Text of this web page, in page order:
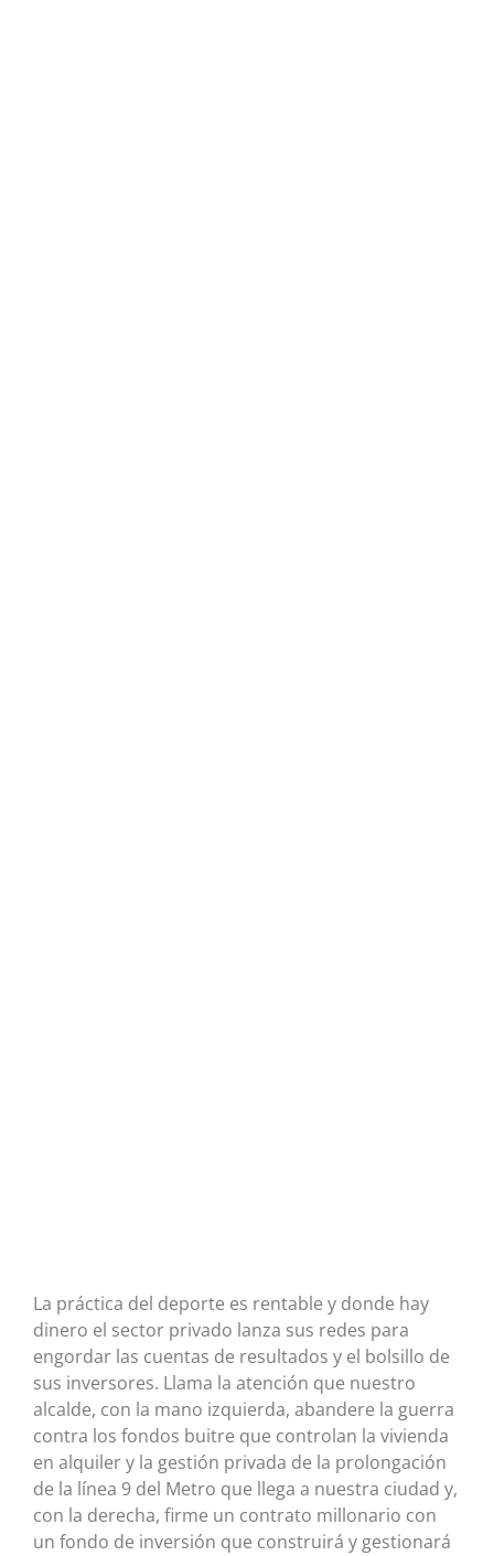
La práctica del deporte es rentable y donde hay
dinero el sector privado lanza sus redes para
engordar las cuentas de resultados y el bolsillo de
sus inversores. Llama la atención que nuestro
alcalde, con la mano izquierda, abandere la guerra
contra los fondos buitre que controlan la vivienda
en alquiler y la gestión privada de la prolongación
de la línea 9 del Metro que llega a nuestra ciudad y,
con la derecha, firme un contrato millonario con
un fondo de inversión que construirá y gestionará